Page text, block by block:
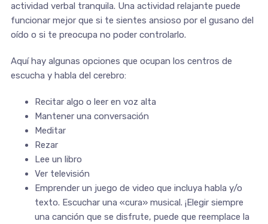
actividad verbal tranquila. Una actividad relajante puede
funcionar mejor que si te sientes ansioso por el gusano del
oído o si te preocupa no poder controlarlo.
Aquí hay algunas opciones que ocupan los centros de
escucha y habla del cerebro:
Recitar algo o leer en voz alta
Mantener una conversación
Meditar
Rezar
Lee un libro
Ver televisión
Emprender un juego de video que incluya habla y/o
texto. Escuchar una «cura» musical. ¡Elegir siempre
una canción que se disfrute, puede que reemplace la